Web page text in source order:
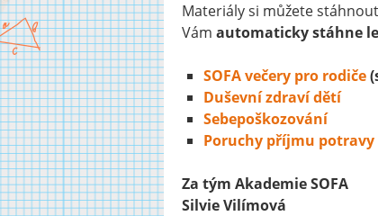
Materiály si můžete
Vám automaticky stáhne
SOFA večery pro rodiče
Duševní zdraví dětí
Sebepoškozování
Poruchy příjmu potravy
Za tým Akademie SOFA
Silvie Vilímová